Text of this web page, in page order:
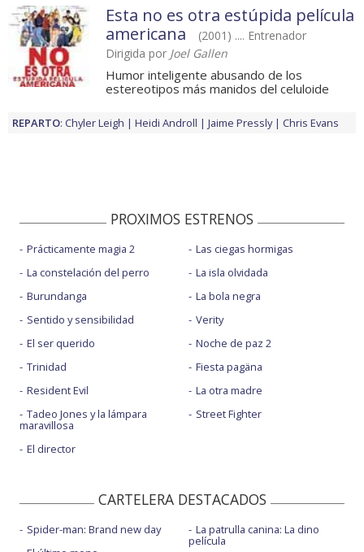
Esta no es otra estúpida película
americana
(2001) .... Entrenador
Dirigida por Joel Gallen
Humor inteligente abusando de los
estereotipos más manidos del celuloide
REPARTO: Chyler Leigh Heidi Androll Jaime Pressly Chris Evans
PROXIMOS ESTRENOS
Prácticamente magia 2
La constelación del perro
Burundanga
Sentido y sensibilidad
El ser querido
Trinidad
Resident Evil
Tadeo Jones y la lámpara
maravillosa
El director
Las ciegas hormigas
La isla olvidada
La bola negra
Verity
Noche de paz 2
Fiesta pagäna
La otra madre
Street Fighter
CARTELERA DESTACADOS
Spider-man: Brand new day
La patrulla canina: La dino
película